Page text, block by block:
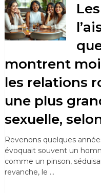
montrent
les relations
une plus
sexuelle,
Revenons quelques
évoquait souvent un
comme un pinson,
revanche, le …